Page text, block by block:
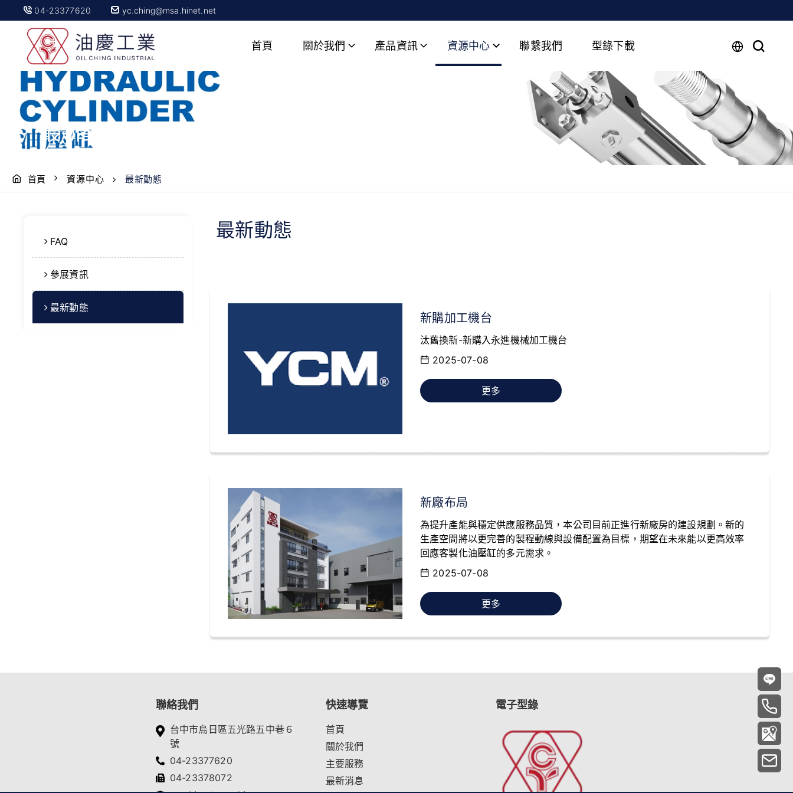
04-23377620 yc.ching@msa.hinet.net
首頁 關於我們 產品資訊 資源中心 聯繫我們 型錄下載
最新動態
首頁 資源中心 最新動態
FAQ
參展資訊
最新動態
最新動態
新購加工機台
汰舊換新-新購入永進機械加工機台
2025-07-08
更多
新廠布局
為提升產能與穩定供應服務品質，本公司目前正進行新廠房的建設規劃。新的
生產空間將以更完善的製程動線與設備配置為目標，期望在未來能以更高效率
回應客製化油壓缸的多元需求。
2025-07-08
更多
聯絡我們
台中市烏日區五光路五中巷６
號
04-23377620
04-23378072
快速導覽
首頁
關於我們
主要服務
最新消息
電子型錄